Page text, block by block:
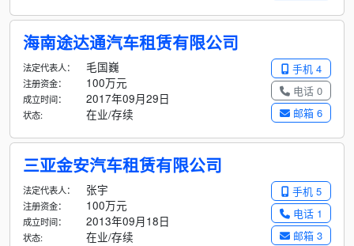
海南途达通汽车租赁有限公司
手机 4
电话 0
邮箱 6
法定代表人： 毛国巍
注册资金： 100万元
成立时间： 2017年09月29日
状态: 在业/存续
三亚金安汽车租赁有限公司
手机 5
电话 1
邮箱 3
法定代表人： 张宇
注册资金： 100万元
成立时间： 2013年09月18日
状态: 在业/存续